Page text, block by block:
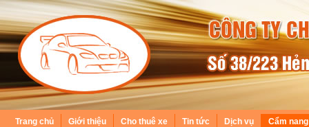
Trang chủ Giới thiệu Cho thuê xe Tin tức Dịch vụ Cẩm